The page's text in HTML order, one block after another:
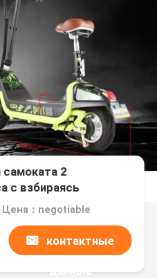
самоката 2
с взбираясь
Цена：negotiable
контактные
данные